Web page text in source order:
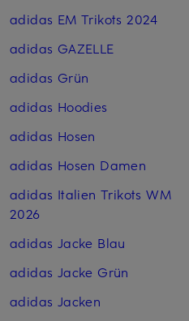
adidas EM Trikots 2024
adidas GAZELLE
adidas Grün
adidas Hoodies
adidas Hosen
adidas Hosen Damen
adidas Italien Trikots WM
2026
adidas Jacke Blau
adidas Jacke Grün
adidas Jacken